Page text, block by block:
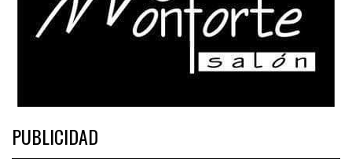
PUBLICIDAD